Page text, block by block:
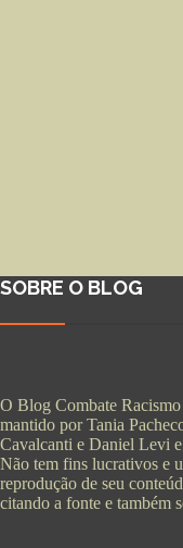
SOBRE O BLOG
O Blog Combate
mantido por Tania
Cavalcanti e Daniel Levi
Não tem fins lucrativos e
reprodução de seu
citando a fonte e também